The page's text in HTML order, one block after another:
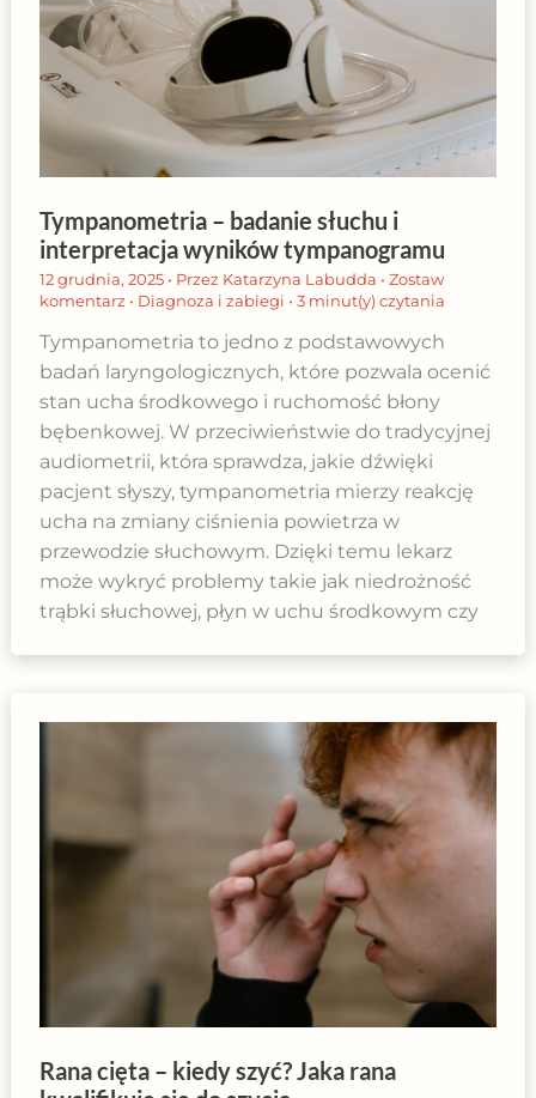
Tympanometria – badanie słuchu i
interpretacja wyników tympanogramu
12 grudnia, 2025 • Przez Katarzyna Labudda • Zostaw
komentarz • Diagnoza i zabiegi • 3 minut(y) czytania
Tympanometria to jedno z podstawowych
badań laryngologicznych, które pozwala ocenić
stan ucha środkowego i ruchomość błony
bębenkowej. W przeciwieństwie do tradycyjnej
audiometrii, która sprawdza, jakie dźwięki
pacjent słyszy, tympanometria mierzy reakcję
ucha na zmiany ciśnienia powietrza w
przewodzie słuchowym. Dzięki temu lekarz
może wykryć problemy takie jak niedrożność
trąbki słuchowej, płyn w uchu środkowym czy
Rana cięta – kiedy szyć? Jaka rana